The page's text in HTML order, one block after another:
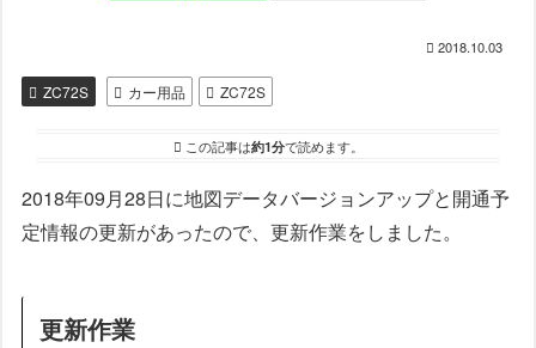
2018.10.03
ZC72S カー用品 ZC72S
この記事は約1分で読めます。
2018年09月28日に地図データバージョンアップと開通予
定情報の更新があったので、更新作業をしました。
更新作業